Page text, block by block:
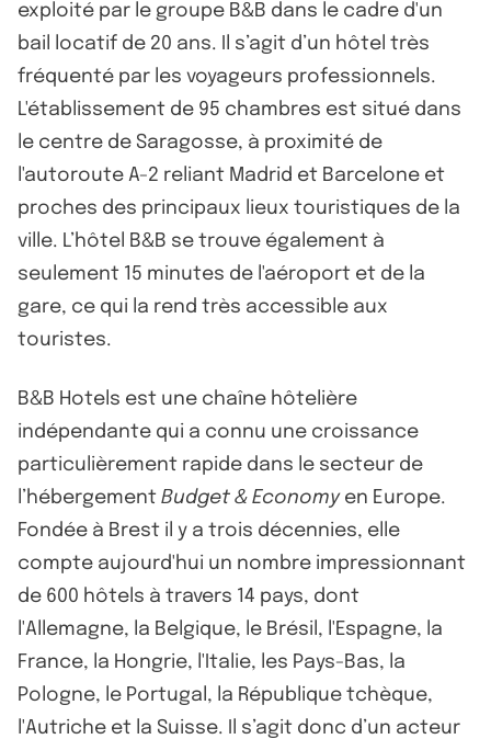
exploité par le groupe B&B dans le cadre d'un
bail locatif de 20 ans. Il s’agit d’un hôtel très
fréquenté par les voyageurs professionnels.
L'établissement de 95 chambres est situé dans
le centre de Saragosse, à proximité de
l'autoroute A-2 reliant Madrid et Barcelone et
proches des principaux lieux touristiques de la
ville. L’hôtel B&B se trouve également à
seulement 15 minutes de l'aéroport et de la
gare, ce qui la rend très accessible aux
touristes.
B&B Hotels est une chaîne hôtelière
indépendante qui a connu une croissance
particulièrement rapide dans le secteur de
l’hébergement Budget & Economyen Europe.
Fondée à Brest il y a trois décennies, elle
compte aujourd'hui un nombre impressionnant
de 600 hôtels à travers 14 pays, dont
l'Allemagne, la Belgique, le Brésil, l'Espagne, la
France, la Hongrie, l'Italie, les Pays-Bas, la
Pologne, le Portugal, la République tchèque,
l'Autriche et la Suisse. Il s’agit donc d’un acteur